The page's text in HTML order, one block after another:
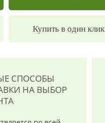
Купить в один клик
СПОСОБЫ
НА ВЫБОР